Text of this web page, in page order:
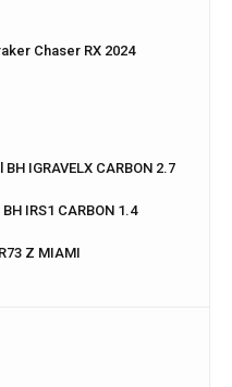
Chaser RX 2024
IGRAVELX CARBON 2.7
IRS1 CARBON 1.4
Z MIAMI